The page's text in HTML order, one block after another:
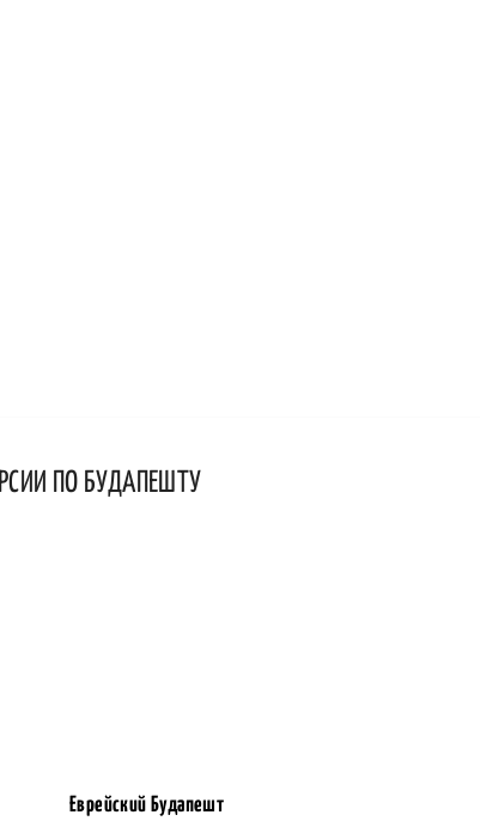
ПО БУДАПЕШТУ
Еврейский Будапешт